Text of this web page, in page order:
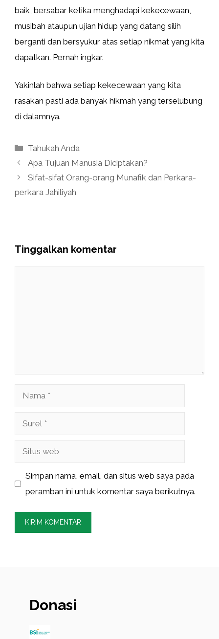
baik, bersabar ketika menghadapi kekecewaan,
musibah ataupun ujian hidup yang datang silih
berganti dan bersyukur atas setiap nikmat yang kita
dapatkan. Pernah ingkar.
Yakinlah bahwa setiap kekecewaan yang kita
rasakan pasti ada banyak hikmah yang terselubung
di dalamnya.
Kategori
Tahukah Anda
Apa Tujuan Manusia Diciptakan?
Sifat-sifat Orang-orang Munafik dan Perkara-
perkara Jahiliyah
Tinggalkan komentar
Nama
Surel
Situs
Simpan nama, email, dan situs web saya pada
peramban ini untuk komentar saya berikutnya.
Donasi